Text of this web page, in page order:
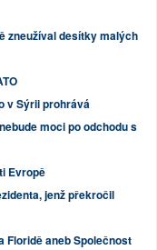
zneužíval desítky malých
v Sýrii prohrává
moci po odchodu s
Evropě
jenž překročil
Floridě aneb Společnost